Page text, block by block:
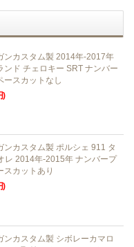
カスタム製 2014年-2017年
ンド チェロキー SRT ナンバー
ースカットなし
)
カスタム製 ポルシェ 911 タ
レ 2014年-2015年 ナンバープ
スカットあり
)
カスタム製 シボレーカマロ